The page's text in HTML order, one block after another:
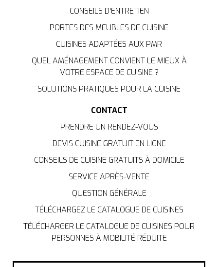
CONSEILS D'ENTRETIEN
PORTES DES MEUBLES DE CUISINE
CUISINES ADAPTÉES AUX PMR
QUEL AMÉNAGEMENT CONVIENT LE MIEUX À
VOTRE ESPACE DE CUISINE ?
SOLUTIONS PRATIQUES POUR LA CUISINE
CONTACT
PRENDRE UN RENDEZ-VOUS
DEVIS CUISINE GRATUIT EN LIGNE
CONSEILS DE CUISINE GRATUITS À DOMICILE
SERVICE APRÈS-VENTE
QUESTION GÉNÉRALE
TÉLÉCHARGEZ LE CATALOGUE DE CUISINES
TÉLÉCHARGER LE CATALOGUE DE CUISINES POUR
PERSONNES À MOBILITÉ RÉDUITE